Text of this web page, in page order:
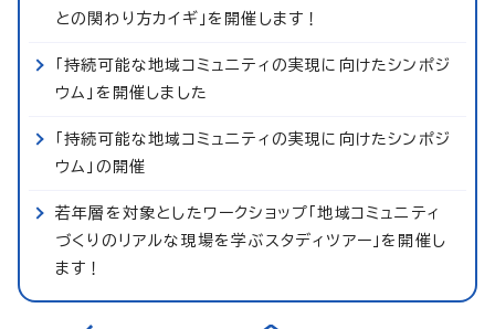
との関わり方カイギ」を開催します！
「持続可能な地域コミュニティの実現に向けたシンポジ
ウム」を開催しました
「持続可能な地域コミュニティの実現に向けたシンポジ
ウム」の開催
若年層を対象としたワークショップ「地域コミュニティ
づくりのリアルな現場を学ぶスタディツアー」を開催し
ます！